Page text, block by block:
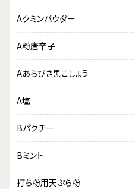
Aクミンパウダー
A粉唐辛子
Aあらびき黒こしょう
A塩
Bパクチー
Bミント
打ち粉用天ぷら粉